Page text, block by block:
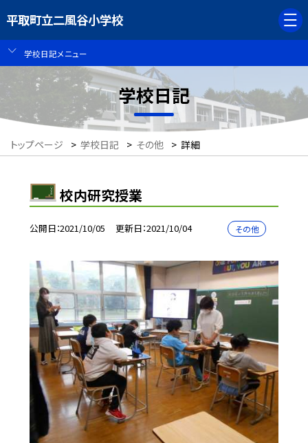
平取町立二風谷小学校
学校日記メニュー
学校日記
トップページ > 学校日記 > その他 > 詳細
校内研究授業
公開日 2021/10/05 更新日 2021/10/04 その他